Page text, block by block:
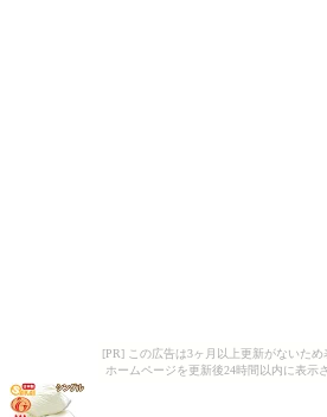
[PR] この広告は3ヶ月以上更新がないため
ホームページを更新後24時間以内に表示